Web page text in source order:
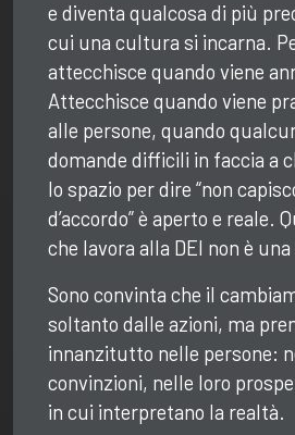
e diventa qualcosa di più
cui una cultura si incarna.
attecchisce quando viene
Attecchisce quando viene
alle persone, quando
domande difficili in faccia a
lo spazio per dire “non
d’accordo” è aperto e reale.
che lavora alla DEI non è
Sono convinta che il
soltanto dalle azioni, ma
innanzitutto nelle persone:
convinzioni, nelle loro
in cui interpretano la realtà.